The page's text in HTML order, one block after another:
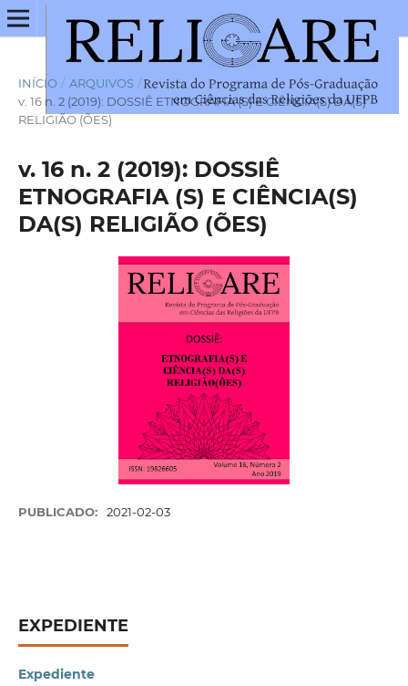
INÍCIO / ARQUIVOS /
v. 16 n. 2 (2019): DOSSIÊ ETNOGRAFIA (S) E CIÊNCIA(S) DA(S)
RELIGIÃO (ÕES)
v. 16 n. 2 (2019): DOSSIÊ
ETNOGRAFIA (S) E CIÊNCIA(S)
DA(S) RELIGIÃO (ÕES)
PUBLICADO: 2021-02-03
EXPEDIENTE
Expediente